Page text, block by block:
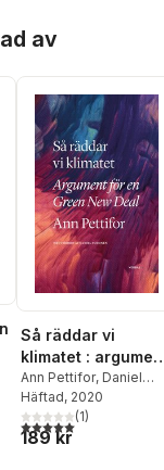
av
Så räddar vi
klimatet :
för en Green New
Deal
Ann Pettifor, Daniel
Suhonen
Häftad, 2020
5,0utav 5 stjärnor.
(1)
189 kr